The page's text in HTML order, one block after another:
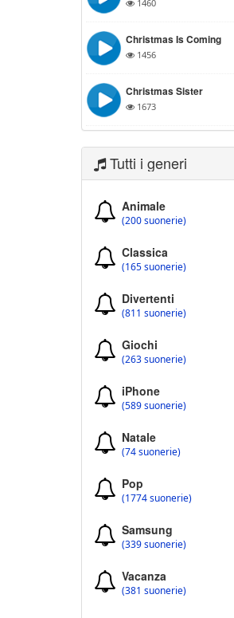
1460
Christmas Is Coming
1456
Christmas Sister
1673
Tutti i generi
Animale
(200 suonerie)
Classica
(165 suonerie)
Divertenti
(811 suonerie)
Giochi
(263 suonerie)
iPhone
(589 suonerie)
Natale
(74 suonerie)
Pop
(1774 suonerie)
Samsung
(339 suonerie)
Vacanza
(381 suonerie)